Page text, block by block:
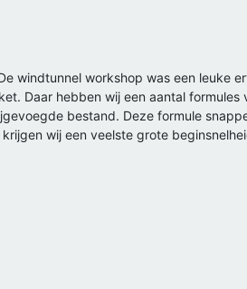
windtunnel workshop was een leuke
Daar hebben wij een aantal formules
bestand. Deze formule
wij een veelste grote